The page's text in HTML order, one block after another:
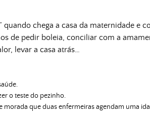
quando chega a casa da maternidade e
de pedir boleia, conciliar com a
levar a casa atrás…
o teste do pezinho.
morada que duas enfermeiras agendam uma